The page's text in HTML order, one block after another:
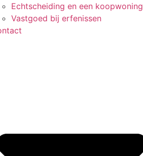
Echtscheiding en een koopwoning
Vastgoed bij erfenissen